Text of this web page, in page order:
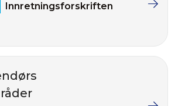
Innretningsforskriften